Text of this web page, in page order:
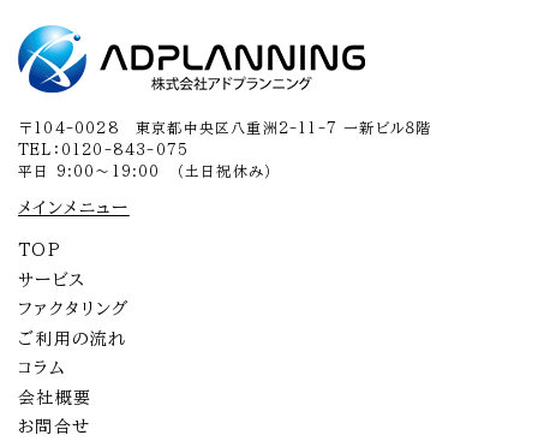
〒104-0028 東京都中央区八重洲2-11-7 一新ビル８階
TEL：0120-843-075
平日 9:00～19:00 （土日祝休み）
メインメニュー
TOP
サービス
ファクタリング
ご利用の流れ
コラム
会社概要
お問合せ